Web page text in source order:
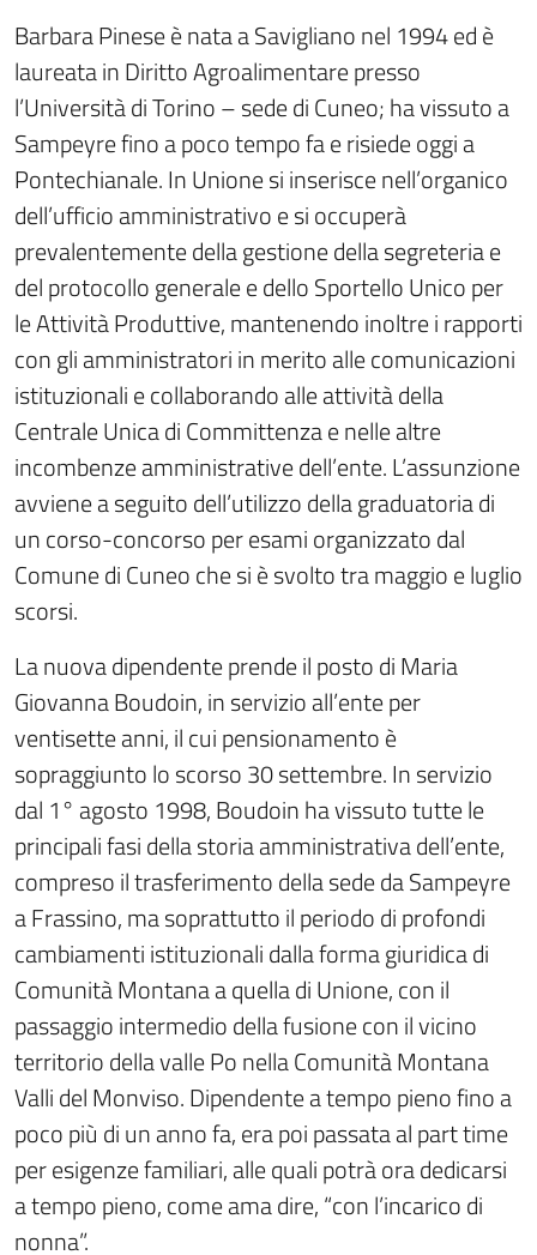
Barbara Pinese è nata a Savigliano nel 1994 ed è
laureata in Diritto Agroalimentare presso
l’Università di Torino – sede di Cuneo; ha vissuto a
Sampeyre fino a poco tempo fa e risiede oggi a
Pontechianale. In Unione si inserisce nell’organico
dell’ufficio amministrativo e si occuperà
prevalentemente della gestione della segreteria e
del protocollo generale e dello Sportello Unico per
le Attività Produttive, mantenendo inoltre i rapporti
con gli amministratori in merito alle comunicazioni
istituzionali e collaborando alle attività della
Centrale Unica di Committenza e nelle altre
incombenze amministrative dell’ente. L’assunzione
avviene a seguito dell’utilizzo della graduatoria di
un corso-concorso per esami organizzato dal
Comune di Cuneo che si è svolto tra maggio e luglio
scorsi.
La nuova dipendente prende il posto di Maria
Giovanna Boudoin, in servizio all’ente per
ventisette anni, il cui pensionamento è
sopraggiunto lo scorso 30 settembre. In servizio
dal 1° agosto 1998, Boudoin ha vissuto tutte le
principali fasi della storia amministrativa dell’ente,
compreso il trasferimento della sede da Sampeyre
a Frassino, ma soprattutto il periodo di profondi
cambiamenti istituzionali dalla forma giuridica di
Comunità Montana a quella di Unione, con il
passaggio intermedio della fusione con il vicino
territorio della valle Po nella Comunità Montana
Valli del Monviso. Dipendente a tempo pieno fino a
poco più di un anno fa, era poi passata al part time
per esigenze familiari, alle quali potrà ora dedicarsi
a tempo pieno, come ama dire, “con l’incarico di
nonna”.